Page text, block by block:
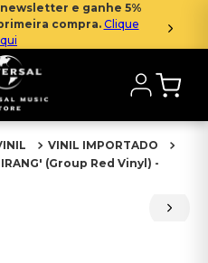
e ganhe 5%
compra. Clique
VINIL IMPORTADO
(Group Red Vinyl) -